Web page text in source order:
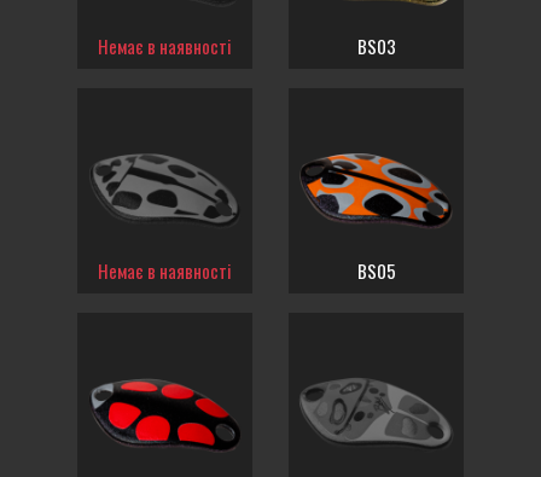
Немає в наявності BS03
Немає в наявності BS05